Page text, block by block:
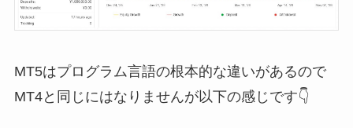
MT5はプログラム言語の根本的な違いがあるので
MT4と同じにはなりませんが以下の感じです👇